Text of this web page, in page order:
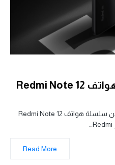
شاومي تطلق سلسلة هواتف Redmi Note 12
انطلق حدث شاومي اليوم للإعلان عن سلسلة هواتف Redmi Note 12
Read More